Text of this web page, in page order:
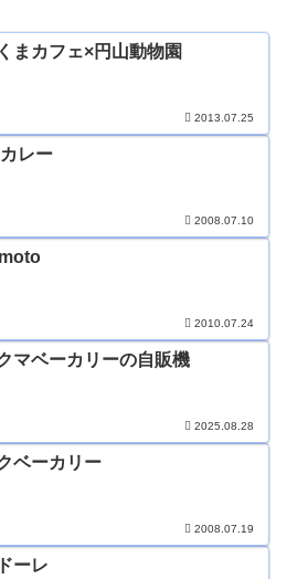
まカフェ×円山動物園
2013.07.25
レー
2008.07.10
2010.07.24
マベーカリーの自販機
2025.08.28
ベーカリー
2008.07.19
ーレ